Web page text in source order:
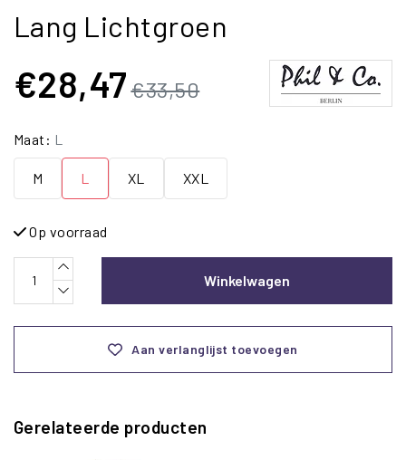
Lang Lichtgroen
€28,47€33,50
Maat: L
M L XL XXL
Op voorraad
Winkelwagen
Aan verlanglijst toevoegen
Gerelateerde producten